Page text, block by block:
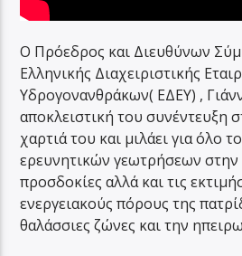
Ο Πρόεδρος και Διευθύνων
Ελληνικής Διαχειριστικής
Υδρογονανθράκων( ΕΔΕΥ) ,
αποκλειστική του συνέντευξη
χαρτιά του και μιλάει για όλο
ερευνητικών γεωτρήσεων στην
προσδοκίες αλλά και τις
ενεργειακούς πόρους της
θαλάσσιες ζώνες και την